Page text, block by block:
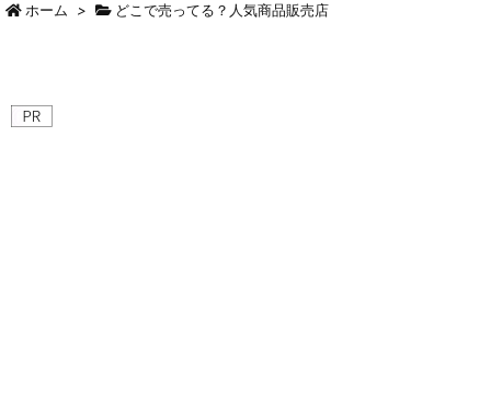
ホーム > どこで売ってる？人気商品販売店